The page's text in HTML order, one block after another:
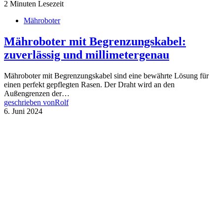
2 Minuten Lesezeit
Mähroboter
Mähroboter mit Begrenzungskabel:
zuverlässig und millimetergenau
Mähroboter mit Begrenzungskabel sind eine bewährte Lösung für
einen perfekt gepflegten Rasen. Der Draht wird an den
Außengrenzen der…
geschrieben vonRolf
6. Juni 2024